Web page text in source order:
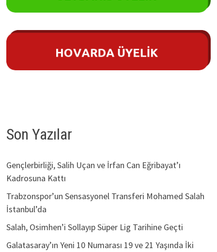
Son Yazılar
Gençlerbirliği, Salih Uçan ve İrfan Can Eğribayat’ı
Kadrosuna Kattı
Trabzonspor’un Sensasyonel Transferi Mohamed Salah
İstanbul’da
Salah, Osimhen’i Sollayıp Süper Lig Tarihine Geçti
Galatasaray’ın Yeni 10 Numarası 19 ve 21 Yaşında İki